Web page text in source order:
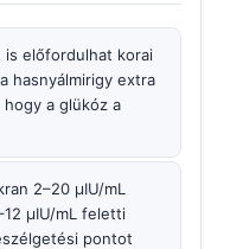
is előfordulhat korai
hasnyálmirigy extra
a glükóz a
2–20 µIU/mL
µIU/mL feletti
pontot